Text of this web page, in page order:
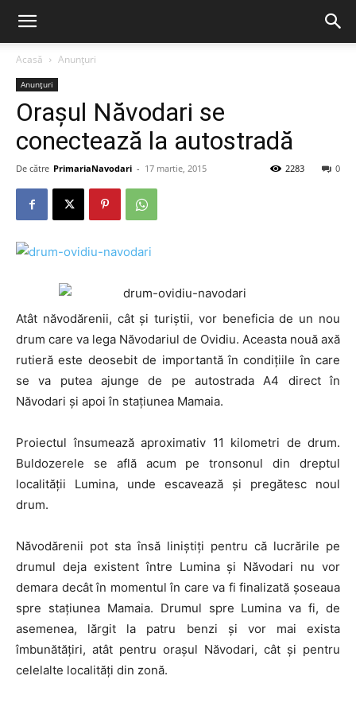
Acasă Anunțuri
Anunțuri
Orașul Năvodari se
conectează la autostradă
De către PrimariaNavodari - 17 martie, 2015 0
2283
Atât năvodărenii, cât şi turiştii, vor beneficia de un nou
drum care va lega Năvodariul de Ovidiu. Aceasta nouă axă
rutieră este deosebit de importantă în condiţiile în care
se va putea ajunge de pe autostrada A4 direct în
Năvodari şi apoi în staţiunea Mamaia.
Proiectul însumează aproximativ 11 kilometri de drum.
Buldozerele se află acum pe tronsonul din dreptul
localităţii Lumina, unde escavează şi pregătesc noul
drum.
Năvodărenii pot sta însă liniştiţi pentru că lucrările pe
drumul deja existent între Lumina şi Năvodari nu vor
demara decât în momentul în care va fi finalizată şoseaua
spre staţiunea Mamaia. Drumul spre Lumina va fi, de
asemenea, lărgit la patru benzi şi vor mai exista
îmbunătăţiri, atât pentru oraşul Năvodari, cât şi pentru
celelalte localităţi din zonă.